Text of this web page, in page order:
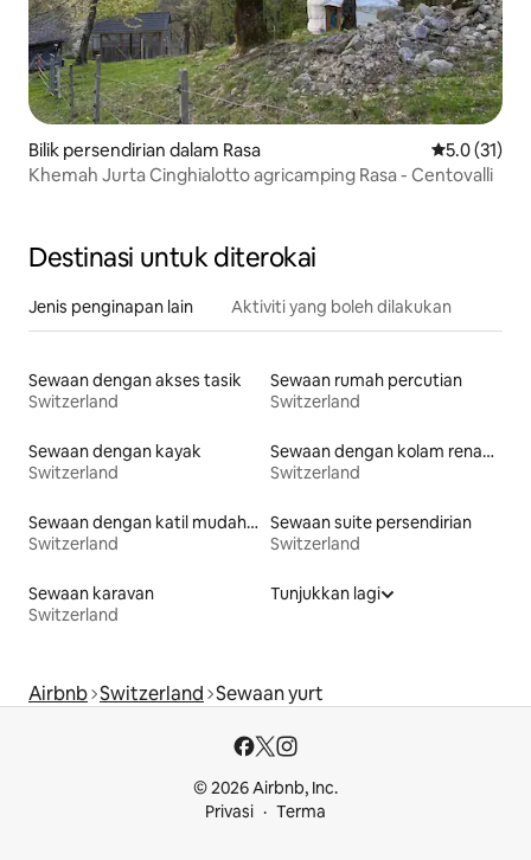
Bilik persendirian dalam Rasa Penarafan
5.0 (31)
Khemah Jurta Cinghialotto agricamping Rasa - Centovalli
Destinasi untuk diterokai
Jenis penginapan lain Aktiviti yang boleh dilakukan
Sewaan dengan akses tasik
Switzerland
Sewaan rumah percutian
Switzerland
Sewaan dengan kayak
Switzerland
Sewaan dengan kolam renang
Switzerland
Sewaan dengan katil mudah diakses
Switzerland
Sewaan suite persendirian
Switzerland
Sewaan karavan
Switzerland
Tunjukkan lagi
Airbnb Switzerland Sewaan yurt
© 2026 Airbnb, Inc.
Privasi
Terma